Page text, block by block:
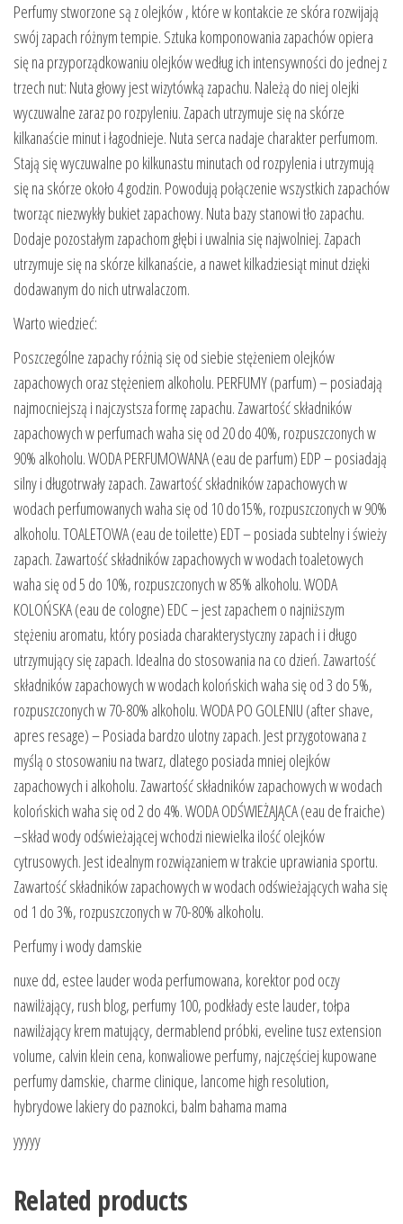
Perfumy stworzone są z olejków , które w kontakcie ze skóra rozwijają
swój zapach różnym tempie. Sztuka komponowania zapachów opiera
się na przyporządkowaniu olejków według ich intensywności do jednej z
trzech nut: Nuta głowy jest wizytówką zapachu. Należą do niej olejki
wyczuwalne zaraz po rozpyleniu. Zapach utrzymuje się na skórze
kilkanaście minut i łagodnieje. Nuta serca nadaje charakter perfumom.
Stają się wyczuwalne po kilkunastu minutach od rozpylenia i utrzymują
się na skórze około 4 godzin. Powodują połączenie wszystkich zapachów
tworząc niezwykły bukiet zapachowy. Nuta bazy stanowi tło zapachu.
Dodaje pozostałym zapachom głębi i uwalnia się najwolniej. Zapach
utrzymuje się na skórze kilkanaście, a nawet kilkadziesiąt minut dzięki
dodawanym do nich utrwalaczom.
Warto wiedzieć:
Poszczególne zapachy różnią się od siebie stężeniem olejków
zapachowych oraz stężeniem alkoholu. PERFUMY (parfum) – posiadają
najmocniejszą i najczystsza formę zapachu. Zawartość składników
zapachowych w perfumach waha się od 20 do 40%, rozpuszczonych w
90% alkoholu. WODA PERFUMOWANA (eau de parfum) EDP – posiadają
silny i długotrwały zapach. Zawartość składników zapachowych w
wodach perfumowanych waha się od 10 do15%, rozpuszczonych w 90%
alkoholu. TOALETOWA (eau de toilette) EDT – posiada subtelny i świeży
zapach. Zawartość składników zapachowych w wodach toaletowych
waha się od 5 do 10%, rozpuszczonych w 85% alkoholu. WODA
KOLOŃSKA (eau de cologne) EDC – jest zapachem o najniższym
stężeniu aromatu, który posiada charakterystyczny zapach i i długo
utrzymujący się zapach. Idealna do stosowania na co dzień. Zawartość
składników zapachowych w wodach kolońskich waha się od 3 do 5%,
rozpuszczonych w 70-80% alkoholu. WODA PO GOLENIU (after shave,
apres resage) – Posiada bardzo ulotny zapach. Jest przygotowana z
myślą o stosowaniu na twarz, dlatego posiada mniej olejków
zapachowych i alkoholu. Zawartość składników zapachowych w wodach
kolońskich waha się od 2 do 4%. WODA ODŚWIEŻAJĄCA (eau de fraiche)
–skład wody odświeżającej wchodzi niewielka ilość olejków
cytrusowych. Jest idealnym rozwiązaniem w trakcie uprawiania sportu.
Zawartość składników zapachowych w wodach odświeżających waha się
od 1 do 3%, rozpuszczonych w 70-80% alkoholu.
Perfumy i wody damskie
nuxe dd, estee lauder woda perfumowana, korektor pod oczy
nawilżający, rush blog, perfumy 100, podkłady este lauder, tołpa
nawilżający krem matujący, dermablend próbki, eveline tusz extension
volume, calvin klein cena, konwaliowe perfumy, najczęściej kupowane
perfumy damskie, charme clinique, lancome high resolution,
hybrydowe lakiery do paznokci, balm bahama mama
yyyyy
Related products